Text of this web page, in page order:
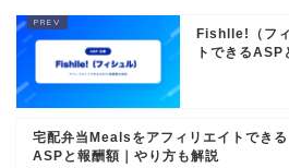
Fishlle!（フ
トできる
宅配弁当Mealsをアフィリエイトできる
ASPと報酬額｜やり方も解説